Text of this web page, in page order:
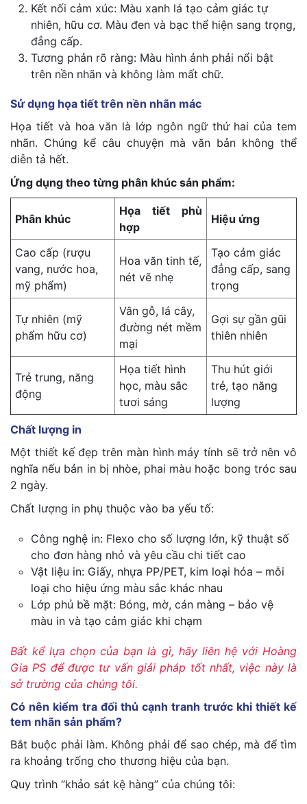
Kết nối cảm xúc: Màu xanh lá tạo cảm giác tự
nhiên, hữu cơ. Màu đen và bạc thể hiện sang trọng,
đẳng cấp.
Tương phản rõ ràng: Màu hình ảnh phải nổi bật
trên nền nhãn và không làm mất chữ.
Sử dụng họa tiết trên nền nhãn mác
Họa tiết và hoa văn là lớp ngôn ngữ thứ hai của tem
nhãn. Chúng kể câu chuyện mà văn bản không thể
diễn tả hết.
Ứng dụng theo từng phân khúc sản phẩm:
Phân khúc
Họa tiết phù
hợp
Hiệu ứng
Cao cấp (rượu
vang, nước hoa,
mỹ phẩm)
Hoa văn tinh tế,
nét vẽ nhẹ
Tạo cảm giác
đẳng cấp, sang
trọng
Tự nhiên (mỹ
phẩm hữu cơ)
Vân gỗ, lá cây,
đường nét mềm
mại
Gợi sự gần gũi
thiên nhiên
Trẻ trung, năng
động
Họa tiết hình
học, màu sắc
tươi sáng
Thu hút giới
trẻ, tạo năng
lượng
Chất lượng in
Một thiết kế đẹp trên màn hình máy tính sẽ trở nên vô
nghĩa nếu bản in bị nhòe, phai màu hoặc bong tróc sau
2 ngày.
Chất lượng in phụ thuộc vào ba yếu tố:
Công nghệ in: Flexo cho số lượng lớn, kỹ thuật số
cho đơn hàng nhỏ và yêu cầu chi tiết cao
Vật liệu in: Giấy, nhựa PP/PET, kim loại hóa – mỗi
loại cho hiệu ứng màu sắc khác nhau
Lớp phủ bề mặt: Bóng, mờ, cán màng – bảo vệ
màu in và tạo cảm giác khi chạm
Bất kể lựa chọn của bạn là gì, hãy liên hệ với Hoàng
Gia PS để được tư vấn giải pháp tốt nhất, việc này là
sở trường của chúng tôi.
Có nên kiểm tra đối thủ cạnh tranh trước khi thiết kế
tem nhãn sản phẩm?
Bắt buộc phải làm. Không phải để sao chép, mà để tìm
ra khoảng trống cho thương hiệu của bạn.
Quy trình “khảo sát kệ hàng” của chúng tôi: